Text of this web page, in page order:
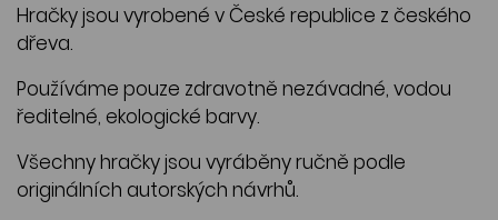
Hračky jsou vyrobené v České republice z českého
dřeva.
Používáme pouze zdravotně nezávadné, vodou
ředitelné, ekologické barvy.
Všechny hračky jsou vyráběny ručně podle
originálních autorských návrhů.